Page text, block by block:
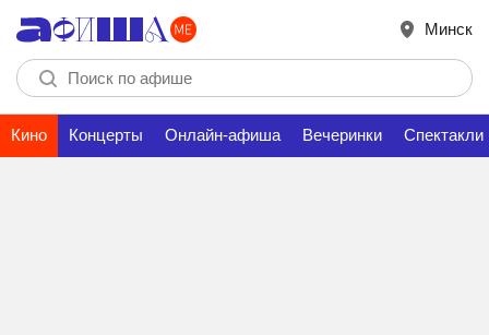
Минск
Кино Концерты Онлайн-афиша Вечеринки Спектакли